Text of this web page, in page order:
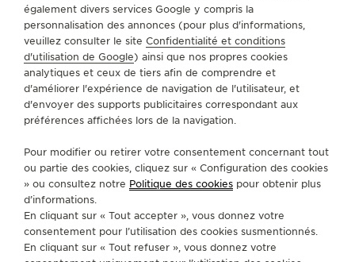
EXPERT DES COMPLICATIONS HORLOGÈRES
ACCÉDER À LA PAGE INSTAGRAM DE
ACCÉDER À LA PAGE LINKEDIN DE
ALLER SUR LA PAGE JAEGER-
ACCÉDER À LA PAGE
ALLER SUR LA PAGE
ALLER SUR LA
A PROPOS DE NOUS
SERVICES
CONTACT
également divers services Google y compris la
personnalisation des annonces (pour plus d'informations,
veuillez consulter le site Confidentialité et conditions
d'utilisation de Google) ainsi que nos propres cookies
analytiques et ceux de tiers afin de comprendre et
d'améliorer l'expérience de navigation de l'utilisateur, et
d'envoyer des supports publicitaires correspondant aux
préférences affichées lors de la navigation.
Pour modifier ou retirer votre consentement concernant tout
ou partie des cookies, cliquez sur « Configuration des cookies
» ou consultez notre Politique des cookies pour obtenir plus
d’informations.
En cliquant sur « Tout accepter », vous donnez votre
consentement pour l’utilisation des cookies susmentionnés.
En cliquant sur « Tout refuser », vous donnez votre